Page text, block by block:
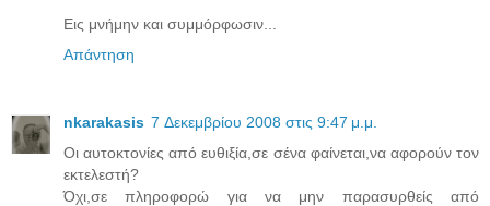
Εις μνήμην και συμμόρφωσιν...
Απάντηση
nkarakasis 7 Δεκεμβρίου 2008 στις 9:47 μ.μ.
Οι αυτοκτονίες από ευθιξία,σε σένα φαίνεται,να αφορούν τον
εκτελεστή?
Όχι,σε πληροφορώ για να μην παρασυρθείς από